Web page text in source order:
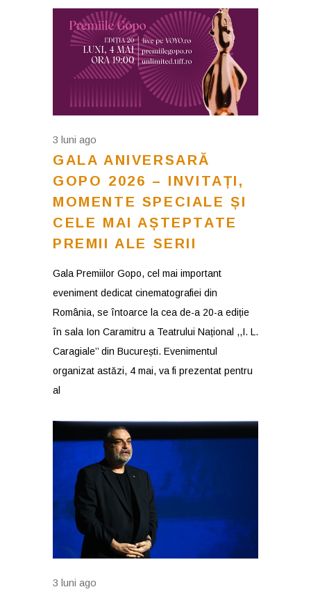
3 luni ago
GALA ANIVERSARĂ
GOPO 2026 – INVITAȚI,
MOMENTE SPECIALE ȘI
CELE MAI AȘTEPTATE
PREMII ALE SERII
Gala Premiilor Gopo, cel mai important
eveniment dedicat cinematografiei din
România, se întoarce la cea de-a 20-a ediție
în sala Ion Caramitru a Teatrului Național ,,I. L.
Caragiale’’ din București. Evenimentul
organizat astăzi, 4 mai, va fi prezentat pentru
al
3 luni ago